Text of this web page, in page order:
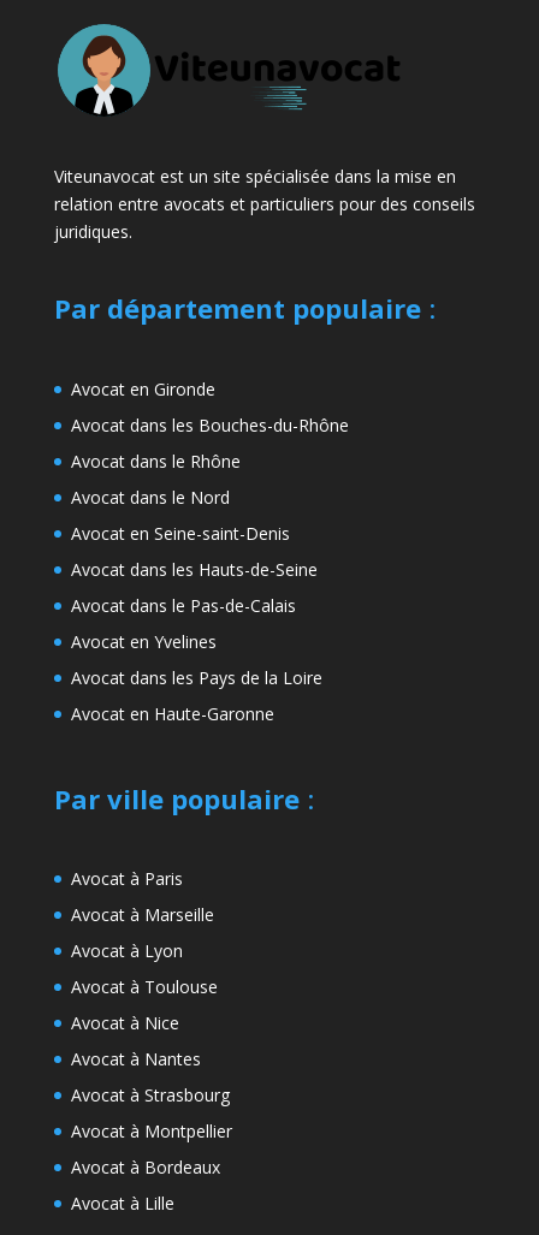
Viteunavocat est un site spécialisée dans la mise en
relation entre avocats et particuliers pour des conseils
juridiques.
Par département populaire:
Avocat en Gironde
Avocat dans les Bouches-du-Rhône
Avocat dans le Rhône
Avocat dans le Nord
Avocat en Seine-saint-Denis
Avocat dans les Hauts-de-Seine
Avocat dans le Pas-de-Calais
Avocat en Yvelines
Avocat dans les Pays de la Loire
Avocat en Haute-Garonne
Par ville populaire:
Avocat à Paris
Avocat à Marseille
Avocat à Lyon
Avocat à Toulouse
Avocat à Nice
Avocat à Nantes
Avocat à Strasbourg
Avocat à Montpellier
Avocat à Bordeaux
Avocat à Lille